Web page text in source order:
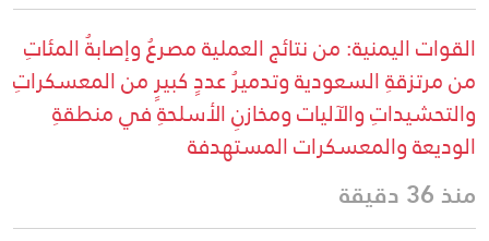
القوات اليمنية: من نتائج العملية مصرعُ وإصابةُ المئاتِ
من مرتزقةِ السعودية وتدميرُ عددٍ كبيرٍ من المعسكراتِ
والتحشيداتِ والآليات ومخازنِ الأسلحةِ في منطقةِ
الوديعة والمعسكرات المستهدفة
منذ 36 دقيقة